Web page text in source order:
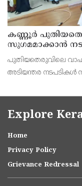
കണ്ണൂർ
സുഗമമാക്കാന്‍
പുതിയതെരുവിലെ
അടിയന്തര നടപടികള്‍
Explore
Home
Privacy Policy
Grievance Redressal